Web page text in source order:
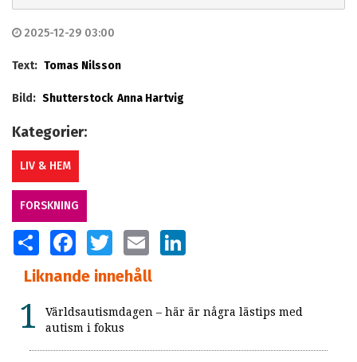
2025-12-29 03:00
Text: Tomas Nilsson
Bild: Shutterstock Anna Hartvig
Kategorier:
LIV & HEM
FORSKNING
SHARE FACEBOOKTWITTER EMAIL
Liknande innehåll
Världsautismdagen – här är några lästips med
autism i fokus